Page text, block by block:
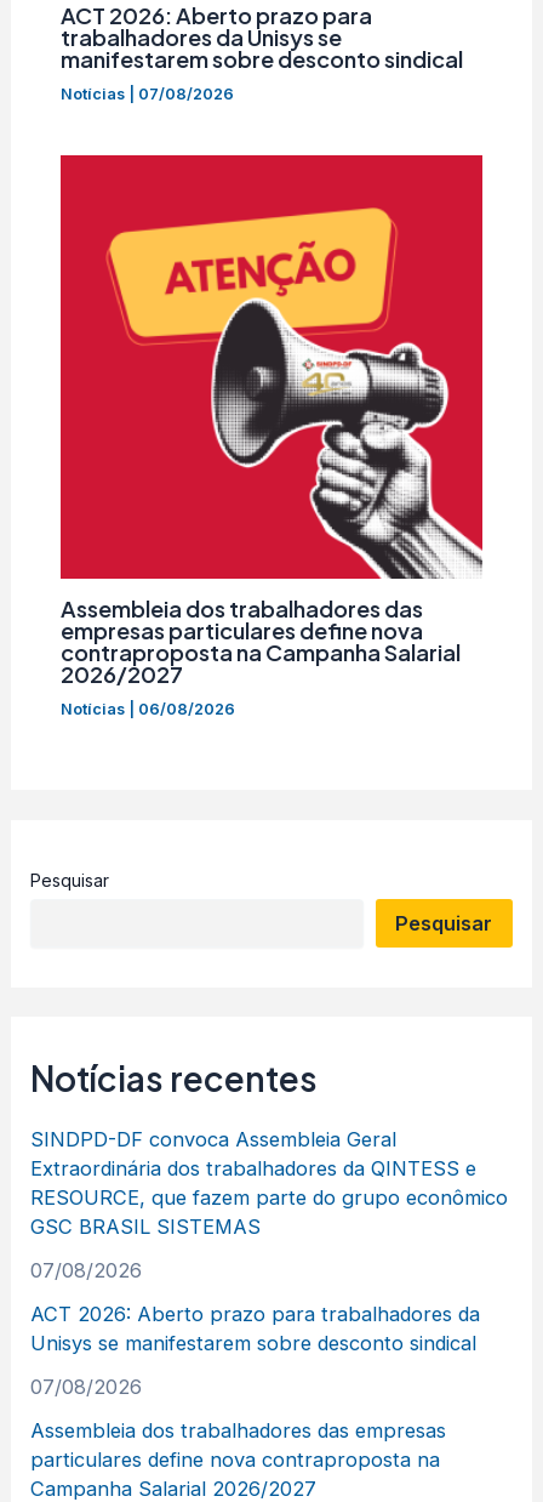
ACT 2026: Aberto prazo para
trabalhadores da Unisys se
manifestarem sobre desconto sindical
Notícias| 07/08/2026
Assembleia dos trabalhadores das
empresas particulares define nova
contraproposta na Campanha Salarial
2026/2027
Notícias| 06/08/2026
Pesquisar
Pesquisar
Notícias recentes
SINDPD-DF convoca Assembleia Geral
Extraordinária dos trabalhadores da QINTESS e
RESOURCE, que fazem parte do grupo econômico
GSC BRASIL SISTEMAS
07/08/2026
ACT 2026: Aberto prazo para trabalhadores da
Unisys se manifestarem sobre desconto sindical
07/08/2026
Assembleia dos trabalhadores das empresas
particulares define nova contraproposta na
Campanha Salarial 2026/2027